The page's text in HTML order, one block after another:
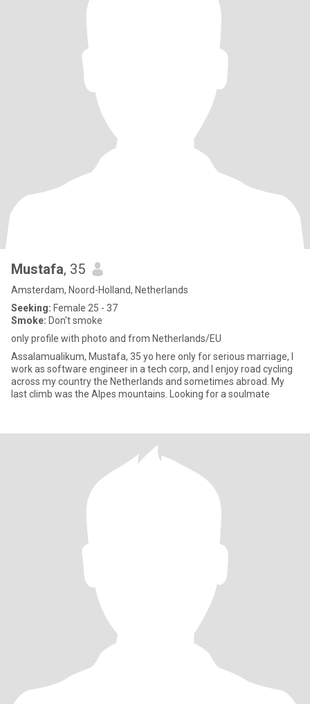
Mustafa, 35
Amsterdam, Noord-Holland, Netherlands
Seeking: Female 25 - 37
Smoke: Don't smoke
only profile with photo and from Netherlands/EU
Assalamualikum, Mustafa, 35 yo here only for serious marriage, I
work as software engineer in a tech corp, and I enjoy road cycling
across my country the Netherlands and sometimes abroad. My
last climb was the Alpes mountains. Looking for a soulmate